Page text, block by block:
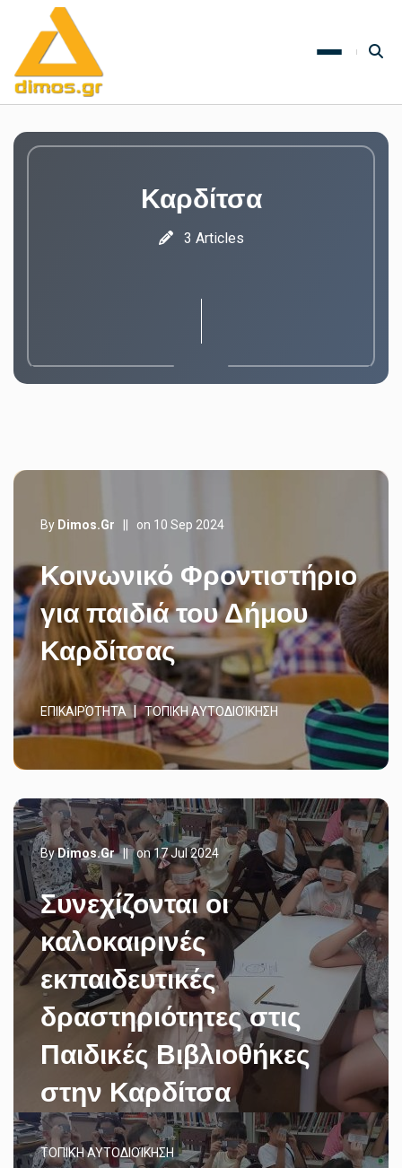
Καρδίτσα
3 Articles
By Dimos.gr on 10 Sep 2024
Κοινωνικό Φροντιστήριο
για παιδιά του Δήμου
Καρδίτσας
ΕΠΙΚΑΙΡΌΤΗΤΑ ΤΟΠΙΚΉ ΑΥΤΟΔΙΟΊΚΗΣΗ
ByDimos.gr||on 17 Jul 2024
Συνεχίζονται οι
καλοκαιρινές
εκπαιδευτικές
δραστηριότητες στις
Παιδικές Βιβλιοθήκες
στην Καρδίτσα
ΤΟΠΙΚΉ ΑΥΤΟΔΙΟΊΚΗΣΗ